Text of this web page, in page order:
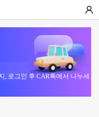
, 로그인 후 CAR톡에서 나누세